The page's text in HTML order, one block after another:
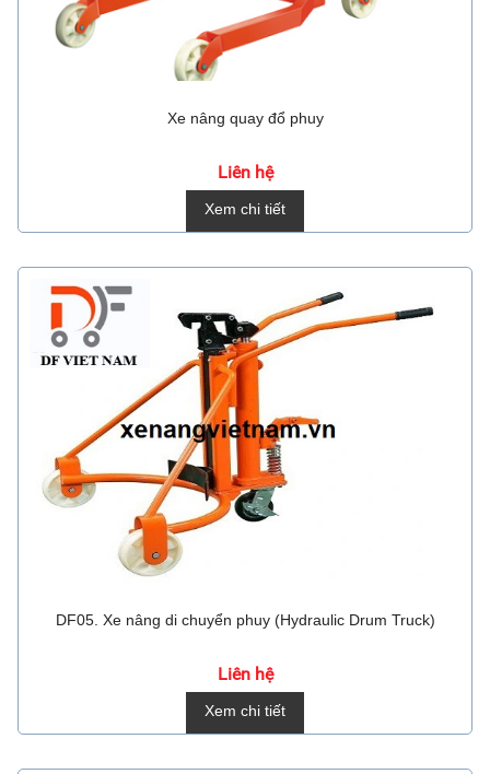
Xe nâng quay đổ phuy
Liên hệ
Xem chi tiết
DF05. Xe nâng di chuyển phuy (Hydraulic Drum Truck)
Liên hệ
Xem chi tiết